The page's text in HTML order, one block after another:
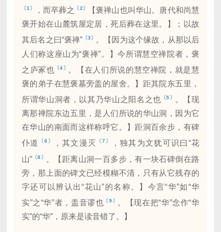
〔1〕 ，而卒葬之 〔2〕
【褒禅山也叫华山。唐代和尚慧
褒开始在山麓筑屋定居，死后葬在这里。】；以故
其后名之曰“褒禅” 〔3〕 。【因为这个缘故，从那以后
人们称这座山为“褒禅”。】今所谓慧空禅院者，褒
之庐冢也 〔4〕
。【在人们所说的慧空禅院，就是慧
褒的弟子在慧褒墓旁盖的屋舍。】距其院东五里，
所谓华山洞者，以其乃华山之阳名之也 〔5〕
。【现
离那禅院东边五里，是人们所说的华山洞，因为它
在华山的南面而这样称呼它。】距洞百余步，有碑
仆道
〔6〕 ，其文漫灭 〔7〕
，独其为文犹可识曰“花
山” 〔8〕
。【距离山洞一百多步，有一块石碑倒在路
旁，那上面的碑文已经模糊不清，只有从它残存的
字还可以辨认出“花山”的名称。】今言“华”如“华
实”之“华”者，盖音谬也 〔9〕
。【现在把“华”念作“华
实”的“华”，原来是读音错了。】